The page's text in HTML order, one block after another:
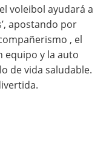
voleibol ayudará a
apostando por
, el
equipo y la auto
de vida saludable.